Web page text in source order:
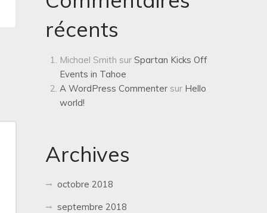
récents
Michael Smith sur Spartan Kicks Off
Events in Tahoe
A WordPress Commenter sur Hello
world!
Archives
octobre 2018
septembre 2018